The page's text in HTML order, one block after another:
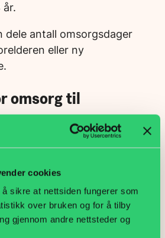
cookies
sikre at nettsiden fungerer som
over bruken og for å tilby
gjennom andre nettsteder og
dele antall omsorgsdager
eller ny
omsorg til
10 dager permisjon i
ikke kan klare seg selv uten
kan være
samboer eller partner. Det